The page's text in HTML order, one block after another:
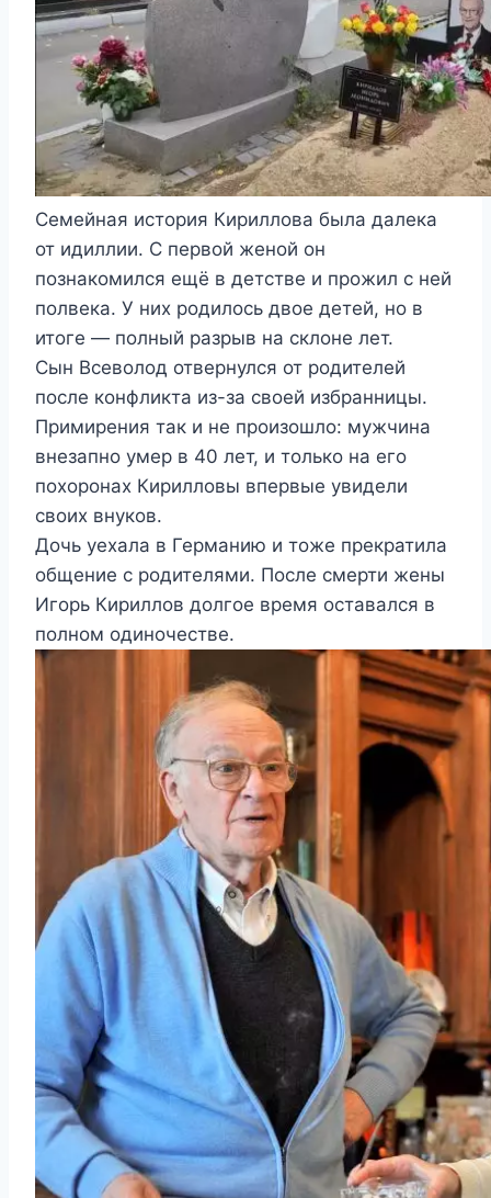
Семейная история Кириллова была далека
от идиллии. С первой женой он
познакомился ещё в детстве и прожил с ней
полвека. У них родилось двое детей, но в
итоге — полный разрыв на склоне лет.
Сын Всеволод отвернулся от родителей
после конфликта из-за своей избранницы.
Примирения так и не произошло: мужчина
внезапно умер в 40 лет, и только на его
похоронах Кирилловы впервые увидели
своих внуков.
Дочь уехала в Германию и тоже прекратила
общение с родителями. После смерти жены
Игорь Кириллов долгое время оставался в
полном одиночестве.